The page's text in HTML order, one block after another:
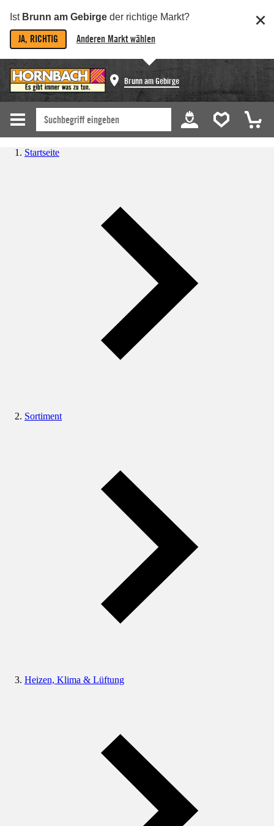
Ist Brunn am Gebirge der richtige Markt?
JA, RICHTIG Anderen Markt wählen
Brunn am Gebirge
Startseite
Sortiment
Heizen, Klima & Lüftung